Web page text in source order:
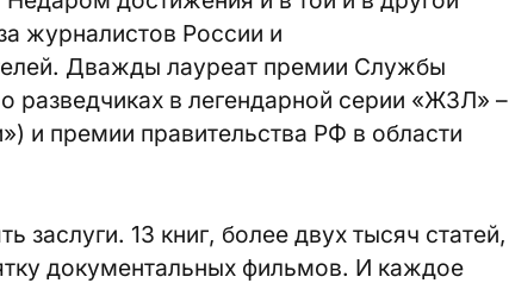
журналистов России и
Дважды лауреат премии Службы
разведчиках в легендарной серии «ЖЗЛ» –
и премии правительства РФ в области
заслуги. 13 книг, более двух тысяч статей,
документальных фильмов. И каждое